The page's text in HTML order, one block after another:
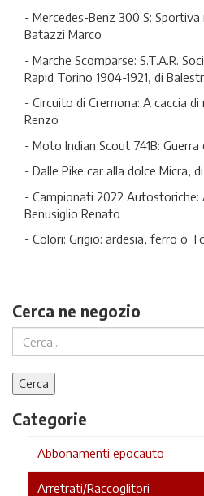
- Mercedes-Benz 300 S:
Batazzi Marco
- Marche Scomparse: S.T.A.R.
Rapid Torino 1904-1921, di
- Circuito di Cremona: A caccia
Renzo
- Moto Indian Scout 741B:
- Dalle Pike car alla dolce Micra,
- Campionati 2022 Autostoriche:
Benusiglio Renato
- Colori: Grigio: ardesia, ferro o
Cerca ne negozio
Categorie
Abbonamenti epocauto
Arretrati/Raccoglitori